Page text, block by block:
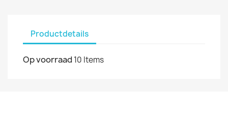
Productdetails
Op voorraad 10 Items